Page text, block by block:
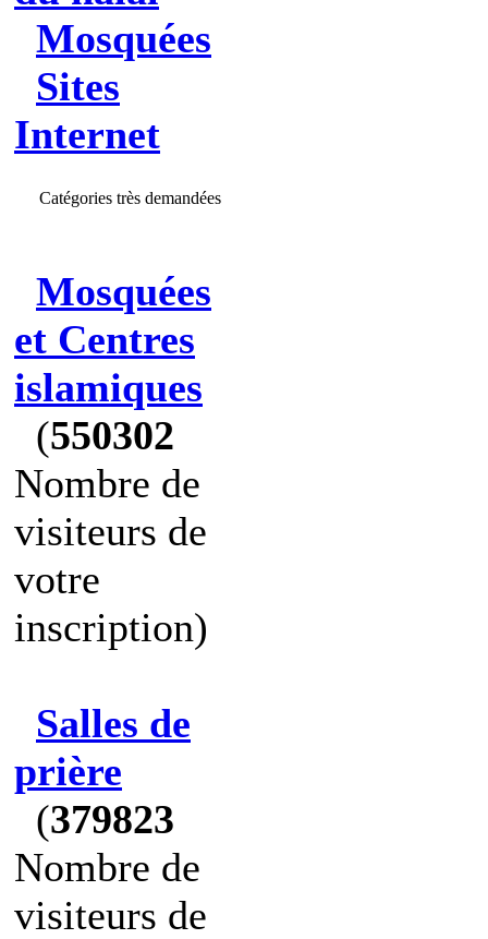
Mosquées
Sites
Internet
Catégories très demandées
Mosquées
et Centres
islamiques
(550302
Nombre de
visiteurs de
votre
inscription)
Salles de
prière
(379823
Nombre de
visiteurs de